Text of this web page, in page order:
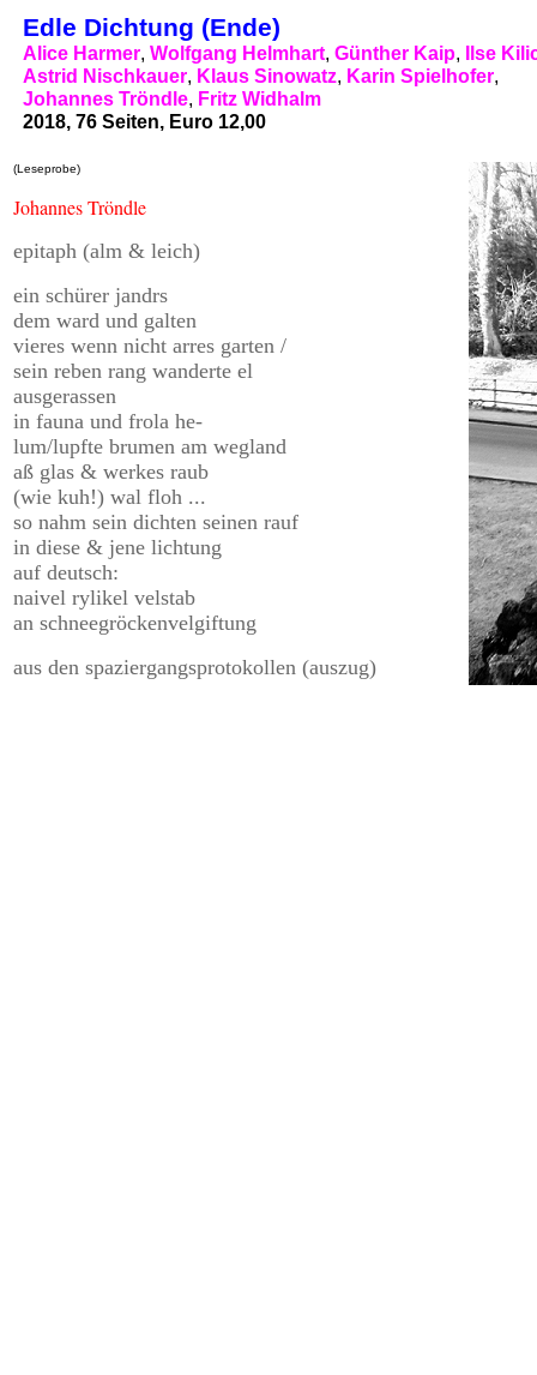
Edle Dichtung (Ende)
Alice Harmer, Wolfgang Helmhart, Günther Kaip, Ilse
Astrid Nischkauer, Klaus Sinowatz, Karin Spielhofer,
Johannes Tröndle, Fritz Widhalm
2018, 76 Seiten, Euro 12,00
(Leseprobe)
Johannes Tröndle
epitaph (alm & leich)
ein schürer jandrs
dem ward und galten
vieres wenn nicht arres garten /
sein reben rang wanderte el
ausgerassen
in fauna und frola he-
lum/lupfte brumen am wegland
aß glas & werkes raub
(wie kuh!) wal floh ...
so nahm sein dichten seinen rauf
in diese & jene lichtung
auf deutsch:
naivel rylikel velstab
an schneegröckenvelgiftung
aus den spaziergangsprotokollen (auszug)